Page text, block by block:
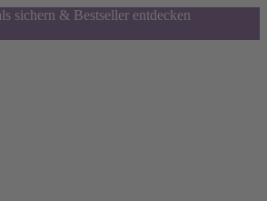
sichern & Bestseller entdecken